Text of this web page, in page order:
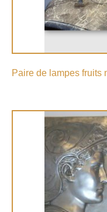
Paire de lampes fruits